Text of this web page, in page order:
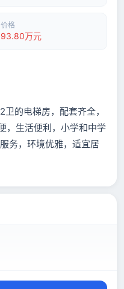
价格
93.80万元
的电梯房，配套齐全，
，生活便利，小学和中学
务，环境优雅，适宜居